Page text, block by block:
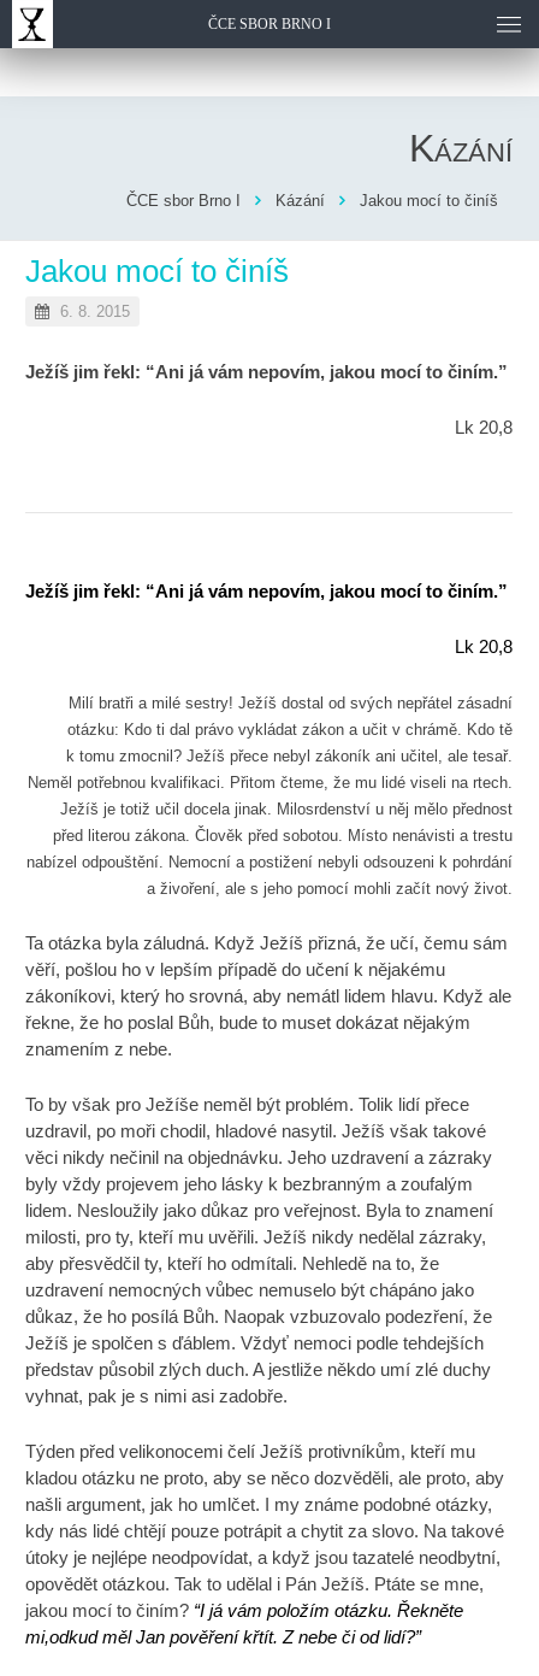
ČCE SBOR BRNO I
Kázání
ČCE sbor Brno I Kázání Jakou mocí to činíš
Jakou mocí to činíš
6. 8. 2015
Ježíš jim řekl: “Ani já vám nepovím, jakou mocí to činím.”
Lk 20,8
Ježíš jim řekl: “Ani já vám nepovím, jakou mocí to činím.”
Lk 20,8
Milí bratři a milé sestry! Ježíš dostal od svých nepřátel zásadní
otázku: Kdo ti dal právo vykládat zákon a učit v chrámě. Kdo tě
k tomu zmocnil? Ježíš přece nebyl zákoník ani učitel, ale tesař.
Neměl potřebnou kvalifikaci. Přitom čteme, že mu lidé viseli na rtech.
Ježíš je totiž učil docela jinak. Milosrdenství u něj mělo přednost
před literou zákona. Člověk před sobotou. Místo nenávisti a trestu
nabízel odpouštění. Nemocní a postižení nebyli odsouzeni k pohrdání
a živoření, ale s jeho pomocí mohli začít nový život.
Ta otázka byla záludná. Když Ježíš přizná, že učí, čemu sám
věří, pošlou ho v lepším případě do učení k nějakému
zákoníkovi, který ho srovná, aby nemátl lidem hlavu. Když ale
řekne, že ho poslal Bůh, bude to muset dokázat nějakým
znamením z nebe.
To by však pro Ježíše neměl být problém. Tolik lidí přece
uzdravil, po moři chodil, hladové nasytil. Ježíš však takové
věci nikdy nečinil na objednávku. Jeho uzdravení a zázraky
byly vždy projevem jeho lásky k bezbranným a zoufalým
lidem. Nesloužily jako důkaz pro veřejnost. Byla to znamení
milosti, pro ty, kteří mu uvěřili. Ježíš nikdy nedělal zázraky,
aby přesvědčil ty, kteří ho odmítali. Nehledě na to, že
uzdravení nemocných vůbec nemuselo být chápáno jako
důkaz, že ho posílá Bůh. Naopak vzbuzovalo podezření, že
Ježíš je spolčen s ďáblem. Vždyť nemoci podle tehdejších
představ působil zlých duch. A jestliže někdo umí zlé duchy
vyhnat, pak je s nimi asi zadobře.
Týden před velikonocemi čelí Ježíš protivníkům, kteří mu
kladou otázku ne proto, aby se něco dozvěděli, ale proto, aby
našli argument, jak ho umlčet. I my známe podobné otázky,
kdy nás lidé chtějí pouze potrápit a chytit za slovo. Na takové
útoky je nejlépe neodpovídat, a když jsou tazatelé neodbytní,
opovědět otázkou. Tak to udělal i Pán Ježíš. Ptáte se mne,
jakou mocí to činím? “I já vám položím otázku. Řekněte
mi,odkud měl Jan pověření křtít. Z nebe či od lidí?”